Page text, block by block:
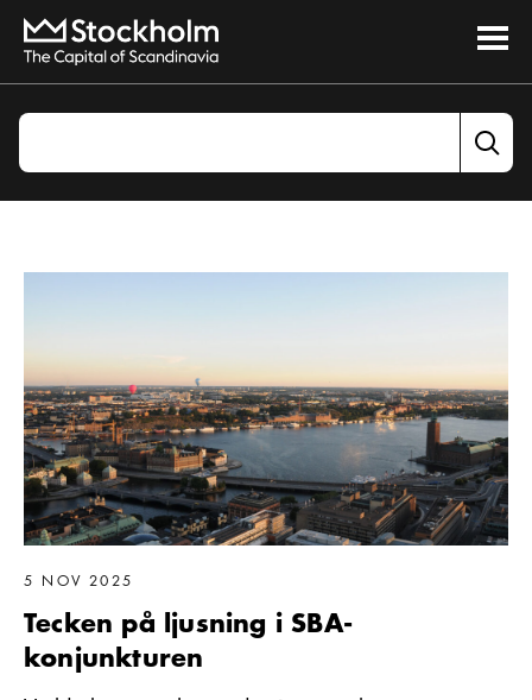
5 NOV 2025
Tecken på ljusning i SBA-
konjunkturen
Läs mer om Tecken på ljusning i SBA-konjunkturen